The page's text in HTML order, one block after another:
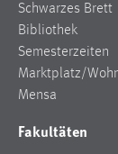
Schwarzes Brett
Bibliothek
Semesterzeiten
Marktplatz/
Mensa
Fakultäten